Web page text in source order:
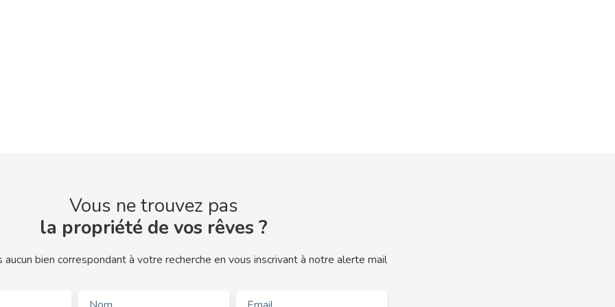
Vous ne trouvez pas
la propriété de vos rêves ?
aucun bien correspondant à votre recherche en vous inscrivant à notre alerte mail